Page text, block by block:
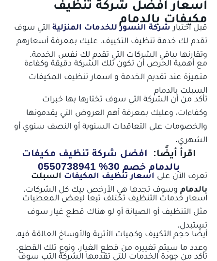
اسعار افضل شركة تنظيف
مكيفات بالدمام
قبل اختيار شركة النسور للخدمات المنزلية التي سوف
تقدم لك خدمة تنظيف التكييف، عليك بمعرفة أسعارهم
وتقارنها بباقي الشركات التي تقدم لك نفس الخدمة.
مع أهمية الحرص أن تكون تلك الشركة دقيقة وكفاءة
متميزة عند تقديم الخدمة و اسعار تنظيف المكيفات
السبلت بالدمام
تأكد من أن الشركة التي سوف تختارها بها خبرات
وكفاءات، وعليك بمعرفة أهم العروض التي يقدمونها
والخصومات على التعاقدات السنوية أو النصف سنوي أو
الشهري.
اقرأ أيضًا:
افضل شركة تنظيف مكيفات
بالدمام خصم 30% 0550738941
تعرف الآن على اسعار تنظيف المكيفات السبلت
بالدمام وسوف تجدها هي الأرخص بيك كل الشركات.
اسعار خدمات التنظيف تختلف تبعا لبعض المعطيات
مثل التنظيف أو الصيانة أو لو هناك قطع غيار سوف
تستبدل.
أيضًا حجم التكييف وكميات الأتربة والأوساخ العالقة فيه،
وعدد ما سيتم تغييره من قطع الغيار، ونوع تلك القطع.
تأكد من جودة الخدمات للتي تقدمها الشركة التب سوف